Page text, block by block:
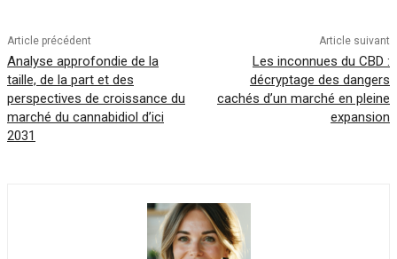
Article précédent
Analyse approfondie de la
taille, de la part et des
perspectives de croissance du
marché du cannabidiol d’ici
2031
Article suivant
Les inconnues du CBD :
décryptage des dangers
cachés d’un marché en pleine
expansion